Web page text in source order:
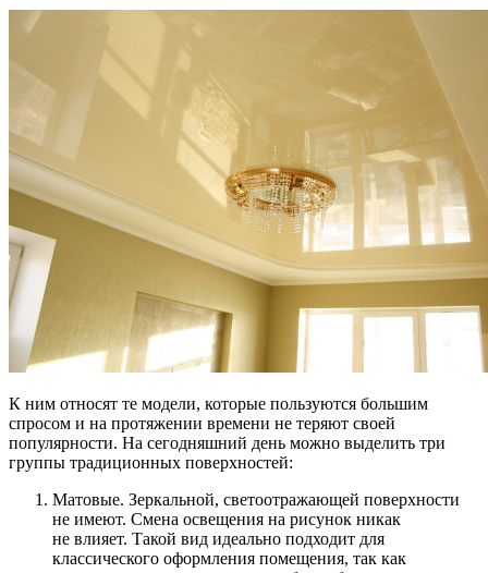
К ним относят те модели, которые пользуются большим
спросом и на протяжении времени не теряют своей
популярности. На сегодняшний день можно выделить три
группы традиционных поверхностей:
Матовые. Зеркальной, светоотражающей поверхности
не имеют. Смена освещения на рисунок никак
не влияет. Такой вид идеально подходит для
классического оформления помещения, так как